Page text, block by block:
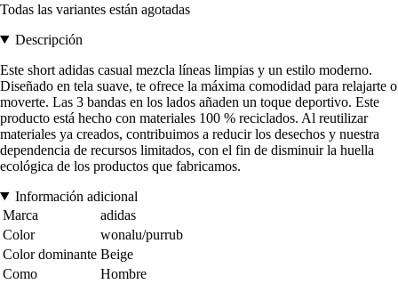
Todas las variantes están agotadas
Descripción
Este short adidas casual mezcla líneas limpias y un estilo moderno.
Diseñado en tela suave, te ofrece la máxima comodidad para relajarte o
moverte. Las 3 bandas en los lados añaden un toque deportivo. Este
producto está hecho con materiales 100 % reciclados. Al reutilizar
materiales ya creados, contribuimos a reducir los desechos y nuestra
dependencia de recursos limitados, con el fin de disminuir la huella
ecológica de los productos que fabricamos.
Información adicional
Marca
adidas
Color
wonalu/purrub
Color dominante Beige
Como
Hombre